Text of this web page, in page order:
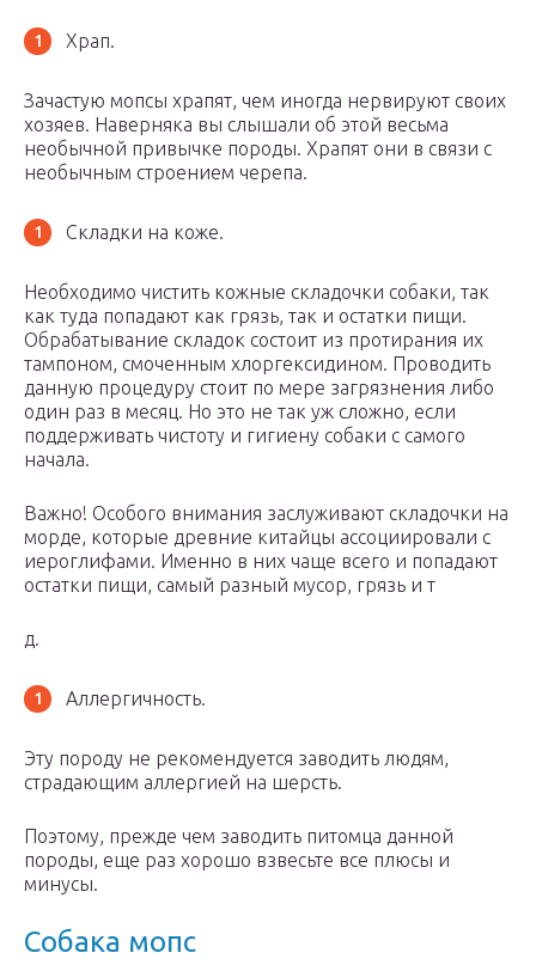
Храп.
Зачастую мопсы храпят, чем иногда нервируют своих
хозяев. Наверняка вы слышали об этой весьма
необычной привычке породы. Храпят они в связи с
необычным строением черепа.
Складки на коже.
Необходимо чистить кожные складочки собаки, так
как туда попадают как грязь, так и остатки пищи.
Обрабатывание складок состоит из протирания их
тампоном, смоченным хлоргексидином. Проводить
данную процедуру стоит по мере загрязнения либо
один раз в месяц. Но это не так уж сложно, если
поддерживать чистоту и гигиену собаки с самого
начала.
Важно! Особого внимания заслуживают складочки на
морде, которые древние китайцы ассоциировали с
иероглифами. Именно в них чаще всего и попадают
остатки пищи, самый разный мусор, грязь и т
д.
Аллергичность.
Эту породу не рекомендуется заводить людям,
страдающим аллергией на шерсть.
Поэтому, прежде чем заводить питомца данной
породы, еще раз хорошо взвесьте все плюсы и
минусы.
Собака мопс